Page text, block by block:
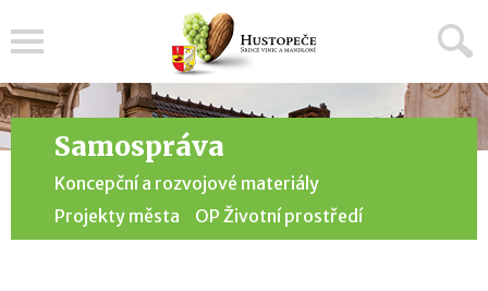
Samospráva
Koncepční a rozvojové materiály
Projekty města
OP Životní prostředí